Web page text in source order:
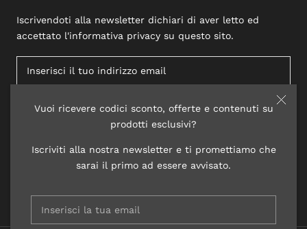
Vuoi ricevere codici sconto, offerte e contenuti su
prodotti esclusivi?
Iscriviti alla nostra newsletter e ti promettiamo che
sarai il primo ad essere avvisato.
Iscrivendoti alla newsletter dichiari di aver letto ed
accettato l'informativa privacy su questo sito.
ISCRIVITI